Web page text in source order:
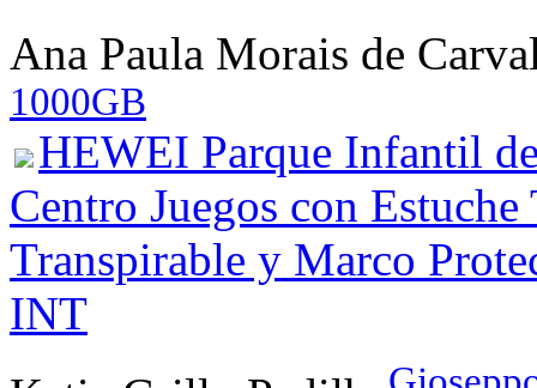
Ana Paula Morais de
1000GB
HEWEI Parque Infantil
Centro Juegos con
Transpirable y Marco
INT